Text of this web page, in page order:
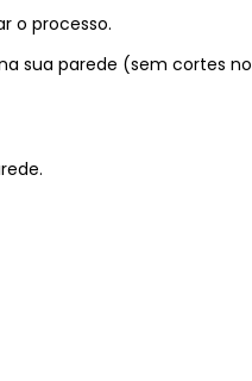
o processo.
sua parede (sem cortes no